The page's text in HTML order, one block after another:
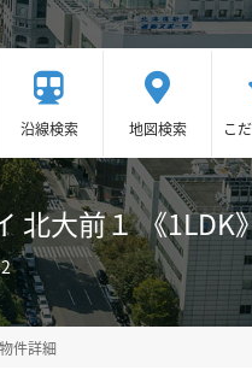
沿線検索 地図検索 こ
北大前１ 《
件詳細